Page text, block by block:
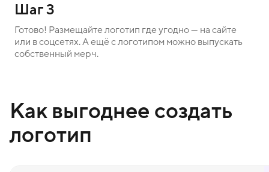
Шаг 3
Готово! Размещайте логотип где угодно — на сайте
или в соцсетях. А ещё с логотипом можно выпускать
собственный мерч.
Как выгоднее создать
логотип